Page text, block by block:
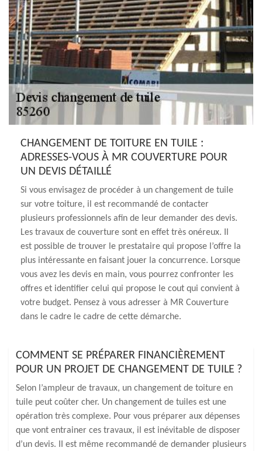
CHANGEMENT DE TOITURE EN TUILE :
ADRESSES-VOUS À MR COUVERTURE POUR
UN DEVIS DÉTAILLÉ
Si vous envisagez de procéder à un changement de tuile
sur votre toiture, il est recommandé de contacter
plusieurs professionnels afin de leur demander des devis.
Les travaux de couverture sont en effet très onéreux. Il
est possible de trouver le prestataire qui propose l’offre la
plus intéressante en faisant jouer la concurrence. Lorsque
vous avez les devis en main, vous pourrez confronter les
offres et identifier celui qui propose le cout qui convient à
votre budget. Pensez à vous adresser à MR Couverture
dans le cadre le cadre de cette démarche.
COMMENT SE PRÉPARER FINANCIÈREMENT
POUR UN PROJET DE CHANGEMENT DE TUILE ?
Selon l’ampleur de travaux, un changement de toiture en
tuile peut coûter cher. Un changement de tuiles est une
opération très complexe. Pour vous préparer aux dépenses
que vont entrainer ces travaux, il est inévitable de disposer
d’un devis. II est même recommandé de demander plusieurs